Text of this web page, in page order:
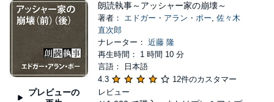
プレビューの
朗読執事～アッシャー家の崩壊～
著者： エドガー・アラン・ポー, 佐々木
直次郎
ナレーター： 近藤 隆
再生時間： 1 時間 10 分
言語： 日本語
4.3
12件のカスタマー
レビュー